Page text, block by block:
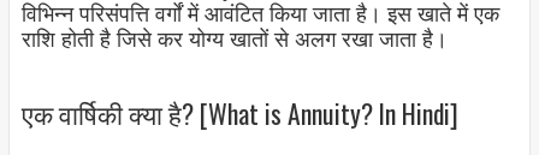
विभिन्न परिसंपत्ति वर्गों में आवंटित किया जाता है। इस खाते में एक
राशि होती है जिसे कर योग्य खातों से अलग रखा जाता है।
एक वार्षिकी क्या है? [What is Annuity? In Hindi]